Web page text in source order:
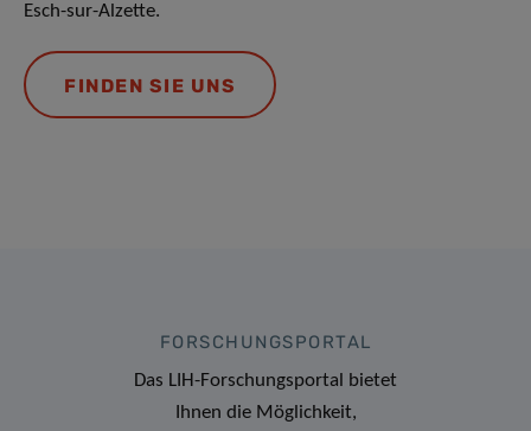
Esch-sur-Alzette.
FINDEN SIE UNS
FORSCHUNGSPORTAL
Das LIH-Forschungsportal bietet
Ihnen die Möglichkeit,